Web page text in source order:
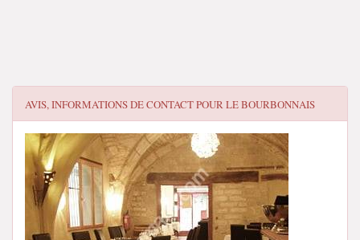
AVIS, INFORMATIONS DE CONTACT POURLE BOURBONNAIS